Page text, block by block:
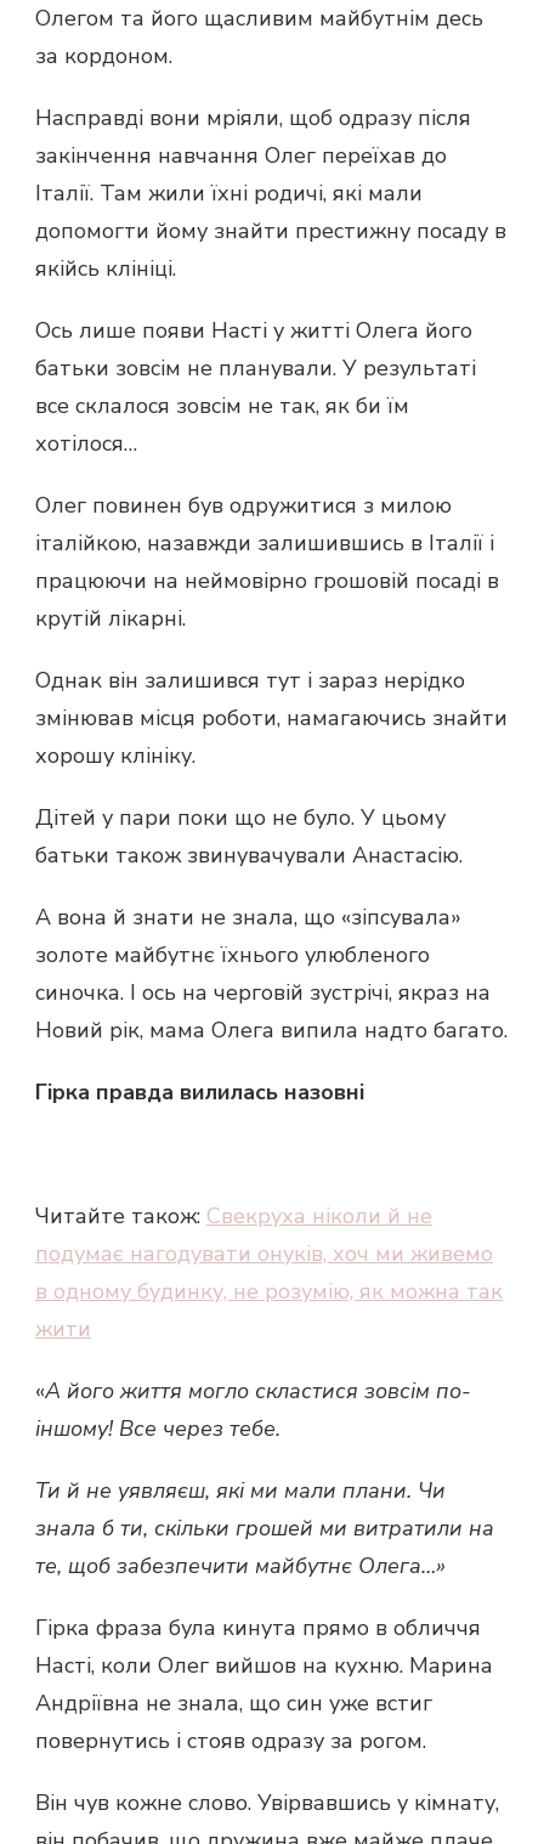
Олегом та його щасливим майбутнім десь
за кордоном.
Насправді вони мріяли, щоб одразу після
закінчення навчання Олег переїхав до
Італії. Там жили їхні родичі, які мали
допомогти йому знайти престижну посаду в
якійсь клініці.
Ось лише появи Насті у житті Олега його
батьки зовсім не планували. У результаті
все склалося зовсім не так, як би їм
хотілося…
Олег повинен був одружитися з милою
італійкою, назавжди залишившись в Італії і
працюючи на неймовірно грошовій посаді в
крутій лікарні.
Однак він залишився тут і зараз нерідко
змінював місця роботи, намагаючись знайти
хорошу клініку.
Дітей у пари поки що не було. У цьому
батьки також звинувачували Анастасію.
А вона й знати не знала, що «зіпсувала»
золоте майбутнє їхнього улюбленого
синочка. І ось на черговій зустрічі, якраз на
Новий рік, мама Олега випила надто багато.
Гірка правда вилилась назовні
Читайте також: Свекруха ніколи й не
подумає нагодувати онуків, хоч ми живемо
в одному будинку, не розумію, як можна так
жити
«А його життя могло скластися зовсім по-
іншому! Все через тебе.
Ти й не уявляєш, які ми мали плани. Чи
знала б ти, скільки грошей ми витратили на
те, щоб забезпечити майбутнє Олега…»
Гірка фраза була кинута прямо в обличчя
Насті, коли Олег вийшов на кухню. Марина
Андріївна не знала, що син уже встиг
повернутись і стояв одразу за рогом.
Він чув кожне слово. Увірвавшись у кімнату,